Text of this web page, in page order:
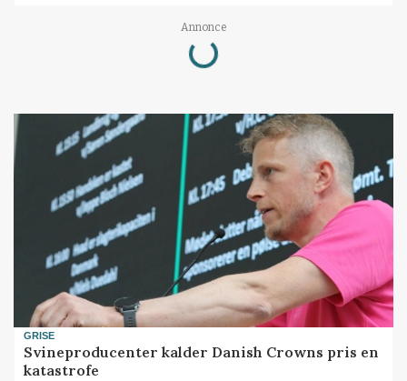
Annonce
Loading...
GRISE
Svineproducenter kalder Danish Crowns pris en
katastrofe